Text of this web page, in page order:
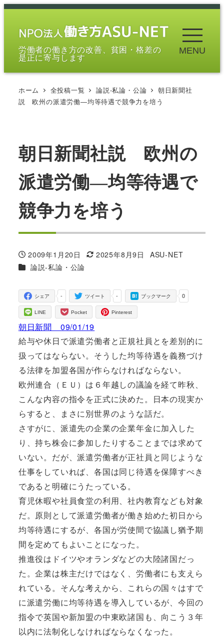
メ
労働者の働き方の改善、貧困・格差の
是正に寄与します
MENU
ホーム 全投稿一覧 論説-私論・公論
朝日新聞社
説 欧州の派遣労働―均等待遇で競争力を培う
朝日新聞社説 欧州の
派遣労働―均等待遇で
競争力を培う
投稿日
2009年1月20日
更新日
2025年8月9日
著
ASU-NET
カテゴリー
論説-私論・公論
-
シェア -
ツイート 0
ブックマーク
LINE Pocket Pinterest
朝日新聞 09/01/19
給与や休日で派遣労働者と正規社員とを差別的に
扱ってはならない。そうした均等待遇を義務づけ
る法律を加盟各国が作らなければならない。
欧州連合（ＥＵ）は６年越しの議論を経て昨秋、
こんな内容の指令を正式に決めた。日本の現実か
らすると、まさに別世界のような話だ。
さすがに、派遣先の企業の企業年金に加入した
り、持ち株会に参加したりすることまでは求めて
いない。だが、派遣労働者が正社員と同じような
仕事をしていれば、各国は同じ待遇を保障すべき
であると明確にうたっている。
育児休暇や社員食堂の利用、社内教育なども対象
だ。原則として派遣労働者が働き始めた初日から
均等待遇にするが、各国が労使間で協議し猶予期
間を定めてもよいことになった。
推進役はドイツやオランダなどの大陸諸国だっ
た。企業は株主だけではなく、労働者にも支えら
れている。そんな考えから、これらの国々はすで
に派遣労働に均等待遇を導入しているが、今回の
指令で英国や新加盟の中東欧諸国も、向こう３年
以内に法制化しなければならなくなった。